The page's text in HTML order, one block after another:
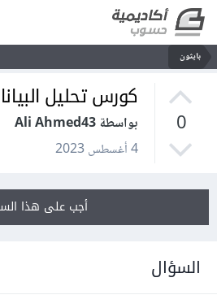
بايثون
0
كورس تحليل
بواسطة Ali Ahmed43
4 أغسطس 2023
أجب على هذا
السؤال